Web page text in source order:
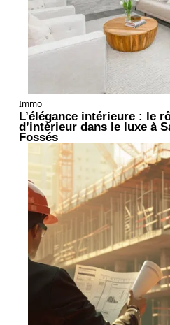
Immo
L’élégance intérieure : le
d’intérieur dans le luxe à
Fossés